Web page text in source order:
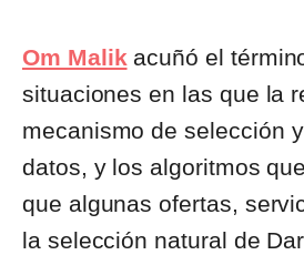
Om Malik acuñó el
situaciones en las que la
mecanismo de selección
datos, y los algoritmos
que algunas ofertas,
la selección natural de